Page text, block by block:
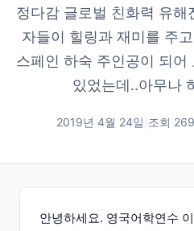
정다감 글로벌 친화력 유
자들이 힐링과 재미를 주
스페인 하숙 주인공이 되어
있었는데..아무나
2019년 4월 24일 조회 269
안녕하세요. 영국어학연수